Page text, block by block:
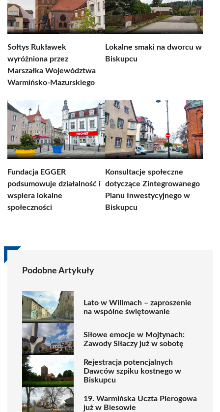
Sołtys Rukławek
wyróżniona przez
Marszałka Województwa
Warmińsko-Mazurskiego
Lokalne smaki na dworcu w
Biskupcu
Fundacja EGGER
podsumowuje działalność i
wspiera lokalne
społeczności
Konsultacje społeczne
dotyczące Zintegrowanego
Planu Inwestycyjnego w
Biskupcu
Podobne Artykuły
Lato w Wilimach – zaproszenie
na wspólne świętowanie
Siłowe emocje w Mojtynach:
Zawody Siłaczy już w sobotę
Rejestracja potencjalnych
Dawców szpiku kostnego w
Biskupcu
19. Warmińska Uczta Pierogowa
już w Biesowie